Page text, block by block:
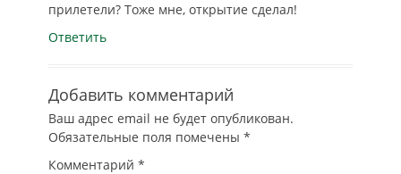
прилетели? Тоже мне, открытие сделал!
Ответить
Добавить комментарий
Ваш адрес email не будет опубликован.
Обязательные поля помечены *
Комментарий *